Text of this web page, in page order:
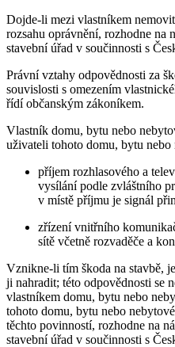
Dojde-li mezi vlastníkem
rozsahu oprávnění, rozhodne na
stavební úřad v součinnosti s
Právní vztahy odpovědnosti za
souvislosti s omezením
řídí občanským zákoníkem.
Vlastník domu, bytu nebo
uživateli tohoto domu, bytu nebo
příjem rozhlasového a
vysílání podle zvláštního
v místě příjmu je signál
zřízení vnitřního
sítě včetně rozvaděče a
Vznikne-li tím škoda na stavbě,
ji nahradit; této odpovědnosti se
vlastníkem domu, bytu nebo
tohoto domu, bytu nebo
těchto povinností, rozhodne na
stavební úřad v součinnosti s